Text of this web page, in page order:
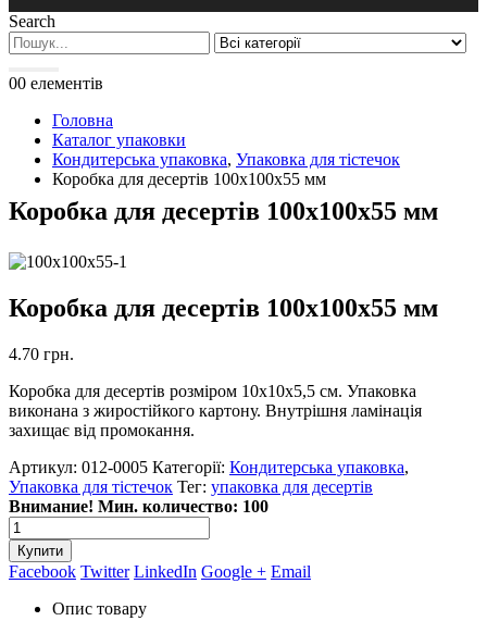
Search
00 елементів
Головна
Каталог упаковки
Кондитерська упаковка, Упаковка для тістечок
Коробка для десертів 100x100x55 мм
Коробка для десертів 100x100x55 мм
Коробка для десертів 100x100x55 мм
4.70 грн.
Коробка для десертів розміром 10x10x5,5 см. Упаковка
виконана з жиростійкого картону. Внутрішня ламінація
захищає від промокання.
Артикул: 012-0005 Категорії: Кондитерська упаковка,
Упаковка для тістечок Тег: упаковка для десертів
Внимание! Мин. количество: 100
Купити
Facebook Twitter LinkedIn Google + Email
Опис товару